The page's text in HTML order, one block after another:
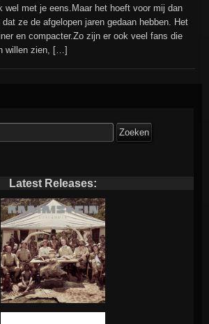
wel met je eens.Maar het hoeft voor mij dan
ze de afgelopen jaren gedaan hebben. Het
en compacter.Zo zijn er ook veel fans die
willen zien, […]
Latest Releases: